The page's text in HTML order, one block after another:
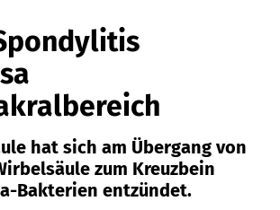
hat sich am Übergang von
zum Kreuzbein
Bakterien entzündet.